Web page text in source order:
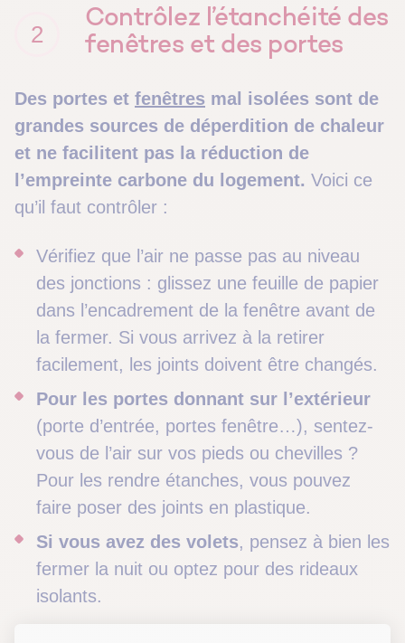
2
Contrôlez l’étanchéité des
fenêtres et des portes
Des portes et fenêtres mal isolées sont de
grandes sources de déperdition de chaleur
et ne facilitent pas la réduction de
l’empreinte carbone du logement. Voici ce
qu’il faut contrôler :
Vérifiez que l’air ne passe pas au niveau
des jonctions : glissez une feuille de papier
dans l’encadrement de la fenêtre avant de
la fermer. Si vous arrivez à la retirer
facilement, les joints doivent être changés.
Pour les portes donnant sur l’extérieur
(porte d’entrée, portes fenêtre…), sentez-
vous de l’air sur vos pieds ou chevilles ?
Pour les rendre étanches, vous pouvez
faire poser des joints en plastique.
Si vous avez des volets, pensez à bien les
fermer la nuit ou optez pour des rideaux
isolants.